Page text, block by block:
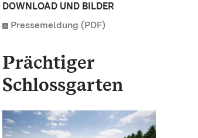
DOWNLOAD UND BILDER
Pressemeldung (PDF)
Prächtiger
Schlossgarten